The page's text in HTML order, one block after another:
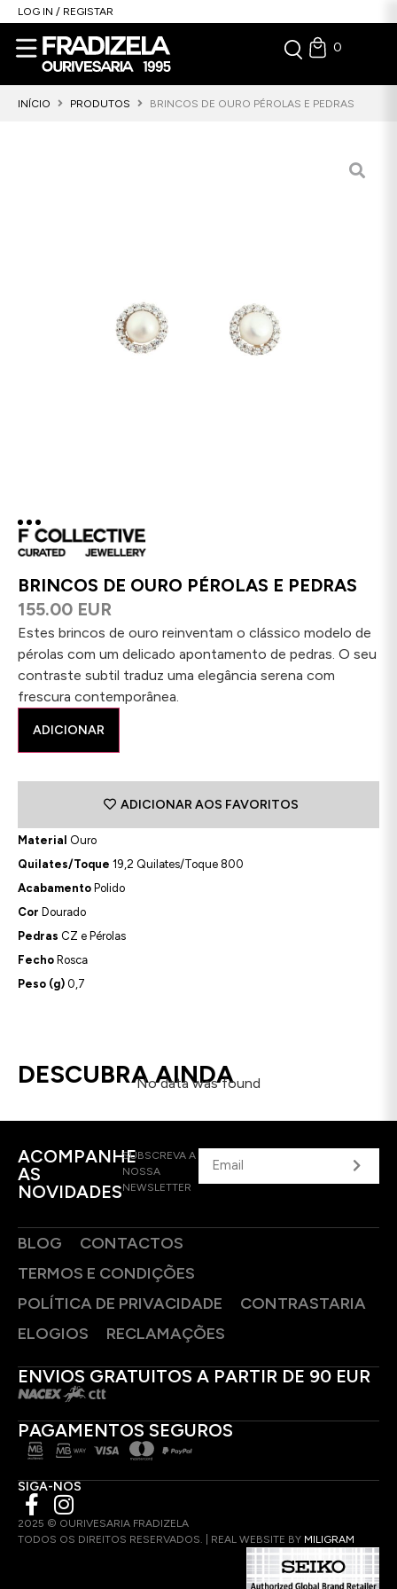
LOG IN / REGISTAR
0
INÍCIO PRODUTOS BRINCOS DE OURO PÉROLAS E PEDRAS
BRINCOS DE OURO PÉROLAS E PEDRAS
155.00 EUR
Estes brincos de ouro reinventam o clássico modelo de
pérolas com um delicado apontamento de pedras. O seu
contraste subtil traduz uma elegância serena com
frescura contemporânea.
ADICIONAR
ADICIONAR AOS FAVORITOS
Material Ouro
Quilates/Toque 19,2 Quilates/Toque 800
Acabamento Polido
Cor Dourado
Pedras CZ e Pérolas
Fecho Rosca
Peso (g) 0,7
DESCUBRA AINDA
No data was found
ACOMPANHE
AS
NOVIDADES
SUBSCREVA A
NOSSA
NEWSLETTER
BLOG
CONTACTOS
TERMOS E CONDIÇÕES
POLÍTICA DE PRIVACIDADE
CONTRASTARIA
ELOGIOS
RECLAMAÇÕES
ENVIOS GRATUITOS A PARTIR DE 90 EUR
PAGAMENTOS SEGUROS
SIGA-NOS
2025 © OURIVESARIA FRADIZELA
TODOS OS DIREITOS RESERVADOS. | REAL WEBSITE BY MILIGRAM